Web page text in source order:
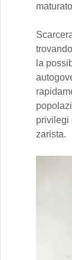
la
privilegi
zarista.